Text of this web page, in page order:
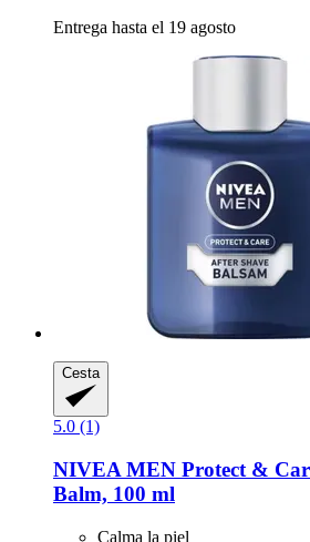
Entrega hasta el 19 agosto
Cesta
5.0 (1)
NIVEA MEN Protect &
Balm, 100 ml
Calma la piel